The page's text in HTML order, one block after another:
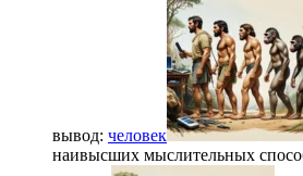
вывод: человек
наивысших мыслительных